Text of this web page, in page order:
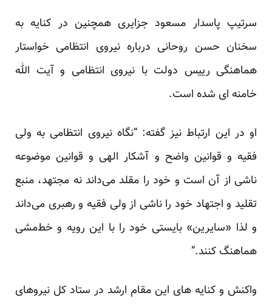
سرتیپ پاسدار مسعود جزایری همچنین در کنایه به
سخنان حسن روحانی درباره نیروی انتظامی خواستار
هماهنگی رییس دولت با نیروی انتظامی و آیت الله
خامنه ای شده است.
او در این ارتباط نیز گفته: “نگاه نیروی انتظامی به ولی
فقیه و قوانین واضح و آشکار الهی و قوانین موضوعه
ناشی از آن است و خود را مقلد می‌داند نه مجتهد، منبع
تقلید و اجتهاد خود را ناشی از ولی فقیه و رهبری می‌داند
و لذا «سایرین» بایستی خود را با این رویه و خط‌مشی
هماهنگ کنند.”
واکنش و کنایه های این مقام ارشد در ستاد کل نیروهای